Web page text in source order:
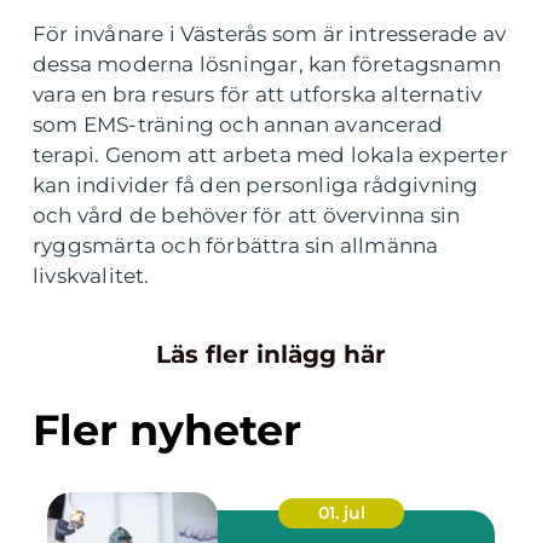
För invånare i Västerås som är intresserade av
dessa moderna lösningar, kan företagsnamn
vara en bra resurs för att utforska alternativ
som EMS-träning och annan avancerad
terapi. Genom att arbeta med lokala experter
kan individer få den personliga rådgivning
och vård de behöver för att övervinna sin
ryggsmärta och förbättra sin allmänna
livskvalitet.
Läs fler inlägg här
Fler nyheter
01. jul